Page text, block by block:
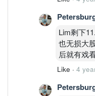
Lim剩下
也无损大
后就有戏
Like · 4